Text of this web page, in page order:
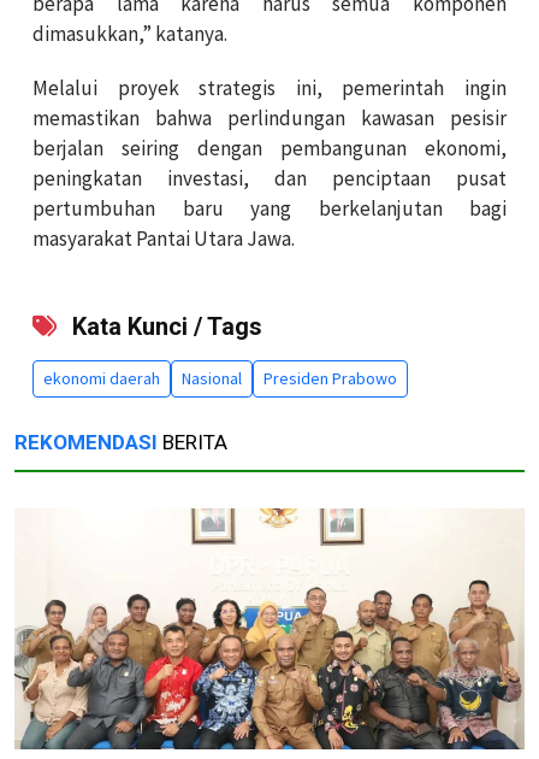
dimasukkan,” katanya.
Melalui proyek strategis ini, pemerintah ingin
memastikan bahwa perlindungan kawasan pesisir
berjalan seiring dengan pembangunan ekonomi,
peningkatan investasi, dan penciptaan pusat
pertumbuhan baru yang berkelanjutan bagi
masyarakat Pantai Utara Jawa.
Kata Kunci / Tags
ekonomi daerah Nasional Presiden Prabowo
REKOMENDASI BERITA